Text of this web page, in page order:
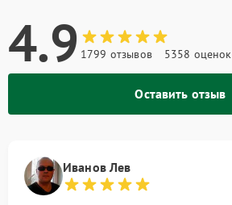
4.9 1799 отзывов 5358 оценок
Оставить отзыв
Иванов Лев